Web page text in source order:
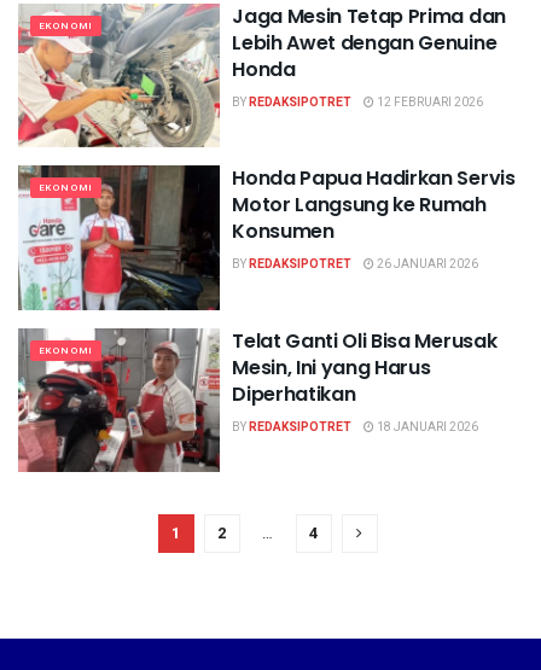
EKONOMI
Jaga Mesin Tetap Prima dan
Lebih Awet dengan Genuine
Honda
BYREDAKSIPOTRET 12 FEBRUARI 2026
EKONOMI
Honda Papua Hadirkan Servis
Motor Langsung ke Rumah
Konsumen
BYREDAKSIPOTRET 26 JANUARI 2026
EKONOMI
Telat Ganti Oli Bisa Merusak
Mesin, Ini yang Harus
Diperhatikan
BYREDAKSIPOTRET 18 JANUARI 2026
1 2 … 4